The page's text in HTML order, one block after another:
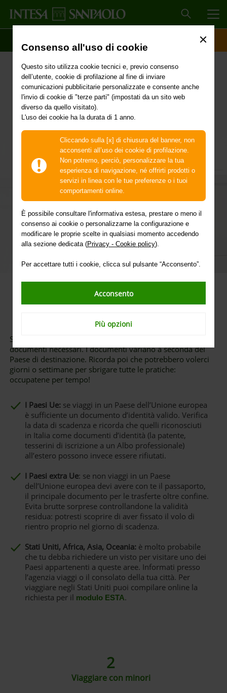
Consenso all'uso di cookie
Questo sito utilizza cookie tecnici e, previo consenso
dell’utente, cookie di profilazione al fine di inviare
comunicazioni pubblicitarie personalizzate e consente anche
l'invio di cookie di "terze parti" (impostati da un sito web
diverso da quello visitato).
L'uso dei cookie ha la durata di 1 anno.
Cliccando sulla [x] di chiusura del banner, non
acconsenti all’uso dei cookie di profilazione.
Non potremo, perciò, personalizzare la tua
esperienza di navigazione, né offrirti prodotti o
servizi in linea con le tue preferenze o i tuoi
comportamenti online.
È possibile consultare l'informativa estesa, prestare o meno il
consenso ai cookie o personalizzarne la configurazione e
modificare le proprie scelte in qualsiasi momento accedendo
alla sezione dedicata (Privacy - Cookie policy).
Per accettare tutti i cookie, clicca sul pulsante “Acconsento”.
Acconsento
Più opzioni
Prima di partire
Documenti, soldi, numeri per le emergenze, ma anche
informazioni utili da raccogliere per tempo. Nella valigia
perfetta non c’è mai spazio per l’improvvisazione: ecco la
checklist da passare in rassegna prima di partire!
1
Controllare i documenti
Se stai per andare all’estero, informati su quali siano i
documenti necessari. I documenti variano a seconda del
Paese di destinazione. Ricorda poi che potrebbero volerci
giorni o settimane per sbrigare tutte le pratiche:
occupatene per tempo!
I Paesi Ue: se viaggi in un Paese dell’Unione europea
è sufficiente un documento d’identità valido. Verifica
la data di scadenza e ricorda che quelli riconosciuti
in Italia come documenti d’identità (la patente,
tesserini di iscrizione a un Albo professionale)
all’estero possono invece essere rifiutati.
I Paesi extra Ue: se non viaggi in un Paese
dell’Unione europea devi avere con te il passaporto,
il principale documento per le trasferte oltre confine.
Evita brutte sorprese controllandone la validità
residua: potresti scoprire di aver fissato il volo di
rientro proprio nel giorno di scadenza.
Stati Uniti, Africa, Asia, Oceania: è molto probabile
che tu debba richiedere un visto per visitare uno dei
Paesi appartenenti a queste aree. Informati presso
l’agenzia viaggi o il consolato della tua città. Per
viaggiare negli Stati Uniti puoi compilare online la
richiesta per il modulo ESTA.
2
Viaggiare con minori